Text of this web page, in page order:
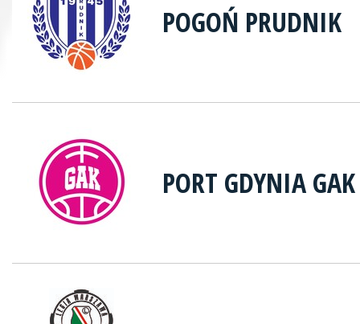
POGOŃ PRUDNIK
PORT GDYNIA GAK